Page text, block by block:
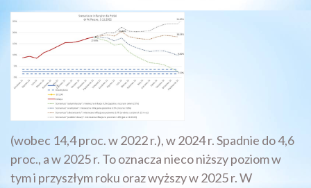
(wobec 14,4 proc. w 2022 r.), w 2024 r. Spadnie do 4,6
proc., a w 2025 r. To oznacza nieco niższy poziom w
tym i przyszłym roku oraz wyższy w 2025 r. W